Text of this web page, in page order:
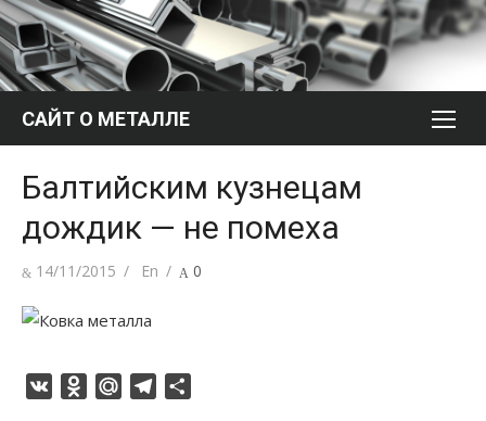
Перейти
к
содержимому
САЙТ О МЕТАЛЛЕ
Балтийским кузнецам
дождик — не помеха
Опубликовано
14/11/2015 Автор
En 0
VK Odnoklassniki
Mail.RuTelegram